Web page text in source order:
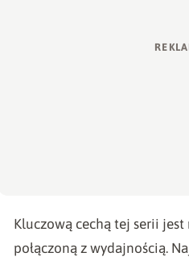
Kluczową cechą tej serii
połączoną z wydajnością.